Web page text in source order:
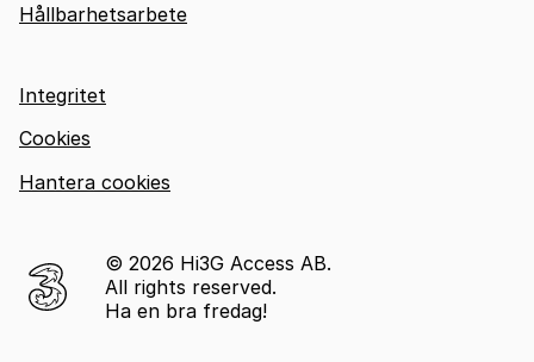
Hållbarhetsarbete
© 2026 Hi3G Access AB.
All rights reserved.
Ha en bra fredag!
Integritet
Cookies
Hantera cookies